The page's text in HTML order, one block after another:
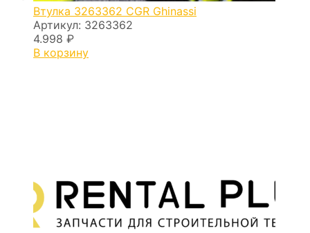
Втулка 3263362 CGR Ghinassi
Артикул: 3263362
4.998 ₽
В корзину